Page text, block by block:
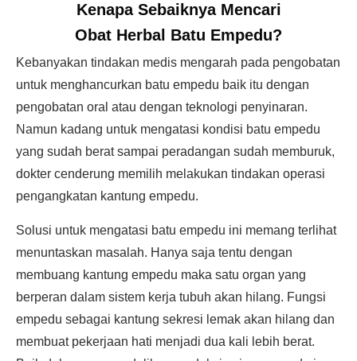
Kenapa Sebaiknya Mencari
Obat Herbal Batu Empedu?
Kebanyakan tindakan medis mengarah pada pengobatan
untuk menghancurkan batu empedu baik itu dengan
pengobatan oral atau dengan teknologi penyinaran.
Namun kadang untuk mengatasi kondisi batu empedu
yang sudah berat sampai peradangan sudah memburuk,
dokter cenderung memilih melakukan tindakan operasi
pengangkatan kantung empedu.
Solusi untuk mengatasi batu empedu ini memang terlihat
menuntaskan masalah. Hanya saja tentu dengan
membuang kantung empedu maka satu organ yang
berperan dalam sistem kerja tubuh akan hilang. Fungsi
empedu sebagai kantung sekresi lemak akan hilang dan
membuat pekerjaan hati menjadi dua kali lebih berat.